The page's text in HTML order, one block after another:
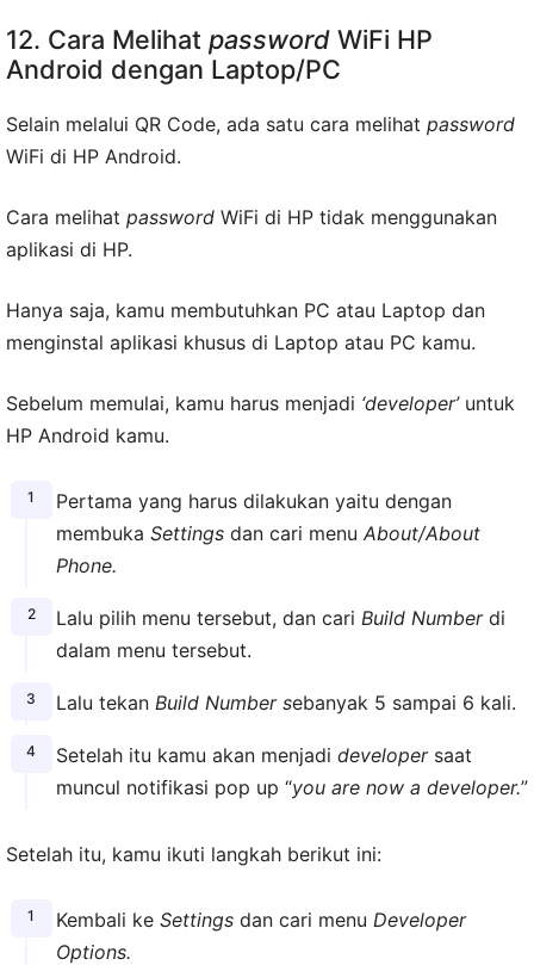
12. Cara Melihat password WiFi HP
Android dengan Laptop/PC
Selain melalui QR Code, ada satu cara melihat password
WiFi di HP Android.
Cara melihat password WiFi di HP tidak menggunakan
aplikasi di HP.
Hanya saja, kamu membutuhkan PC atau Laptop dan
menginstal aplikasi khusus di Laptop atau PC kamu.
Sebelum memulai, kamu harus menjadi ‘developer’untuk
HP Android kamu.
Pertama yang harus dilakukan yaitu dengan
membuka Settingsdan cari menu About/About
Phone.
Lalu pilih menu tersebut, dan cari Build Numberdi
dalam menu tersebut.
Lalu tekan Build Number sebanyak 5 sampai 6 kali.
Setelah itu kamu akan menjadi developersaat
muncul notifikasi pop up “you are now a developer.”
Setelah itu, kamu ikuti langkah berikut ini:
Kembali ke Settingsdan cari menu Developer
Options.